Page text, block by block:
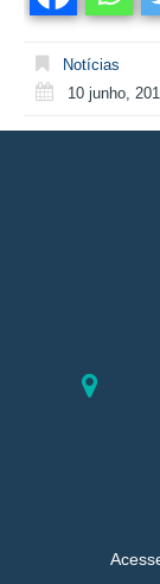
Notícias
10 junho,